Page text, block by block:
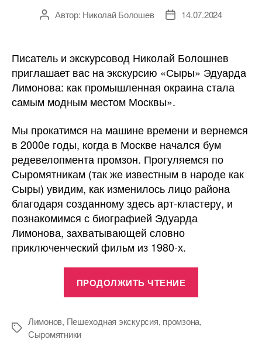
АвторАвтор: Николай Болошев
Дата14.07.2024
Писатель и экскурсовод Николай Болошнев
приглашает вас на экскурсию «Сыры» Эдуарда
Лимонова: как промышленная окраина стала
самым модным местом Москвы».
Мы прокатимся на машине времени и вернемся
в 2000е годы, когда в Москве начался бум
редевелопмента промзон. Прогуляемся по
Сыромятникам (так же известным в народе как
Сыры) увидим, как изменилось лицо района
благодаря созданному здесь арт-кластеру, и
познакомимся с биографией Эдуарда
Лимонова, захватывающей словно
приключенческий фильм из 1980-х.
ПРОДОЛЖИТЬ ЧТЕНИЕ
Эдуарда
Метки
Лимонов, Пешеходная экскурсия, промзона,
Сыромятники